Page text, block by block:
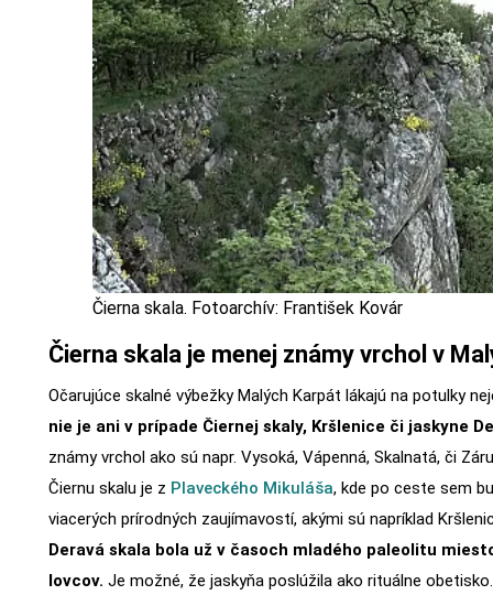
Čierna skala. Fotoarchív: František Kovár
Čierna skala je menej známy vrchol v
Očarujúce skalné výbežky Malých Karpát lákajú na potulky
nie je ani v prípade Čiernej skaly, Kršlenice či jaskyne
známy vrchol ako sú napr. Vysoká, Vápenná, Skalnatá, či
Čiernu skalu je z Plaveckého Mikuláša, kde po ceste sem
viacerých prírodných zaujímavostí, akými sú napríklad
Deravá skala bola už v časoch mladého paleolitu
lovcov. Je možné, že jaskyňa poslúžila ako rituálne